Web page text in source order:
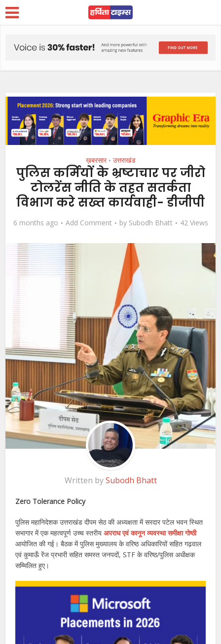
ख़बरसार • उत्तराखंड
पुलिस कर्मियों के भ्रष्टाचार पर जीरो
टोलरेंस नीति के तहत सतर्कता
विभाग करे सख्त कार्यवाही- डीजीपी
6 months ago Add Comment by Subodh Bhatt 42 Views
Written bySubodh Bhatt
Zero Tolerance Policy
पुलिस महानिदेशक उत्तराखंड दीपम सेठ की अध्यक्षता में सरदार पटेल भवन स्थित
सभागार में एक महत्वपूर्ण उच्च स्तरीयअपराध एवं कानून व्यवस्था समीक्षा गोष्ठी
आयोजित की गई। बैठक में पुलिस मुख्यालय के वरिष्ठ अधिकारियों सहित गढ़वाल
एवं कुमाऊँ रेंज प्रभारी सहित समस्त जनपदों, STF के वरिष्ठ/पुलिस अधीक्षक
सम्मिलित हुए।